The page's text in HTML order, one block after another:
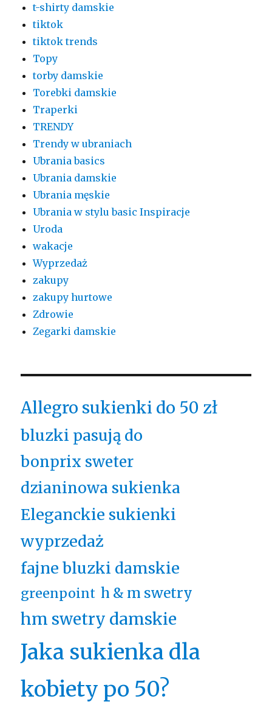
t-shirty damskie
tiktok
tiktok trends
Topy
torby damskie
Torebki damskie
Traperki
TRENDY
Trendy w ubraniach
Ubrania basics
Ubrania damskie
Ubrania męskie
Ubrania w stylu basic Inspiracje
Uroda
wakacje
Wyprzedaż
zakupy
zakupy hurtowe
Zdrowie
Zegarki damskie
Allegro sukienki do 50 zł
bluzki pasują do
bonprix sweter
dzianinowa sukienka
Eleganckie sukienki
wyprzedaż
fajne bluzki damskie
greenpoint h & m swetry
hm swetry damskie
Jaka sukienka dla
kobiety po 50?